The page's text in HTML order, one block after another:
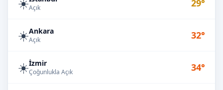
Açık 29°
☀️Ankara
Açık 32°
☀️İzmir
Çoğunlukla Açık 34°